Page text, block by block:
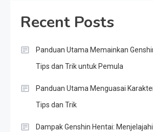
Recent Posts
Panduan Utama Memainkan
Tips dan Trik untuk Pemula
Panduan Utama Menguasai
Tips dan Trik
Dampak Genshin Hentai: